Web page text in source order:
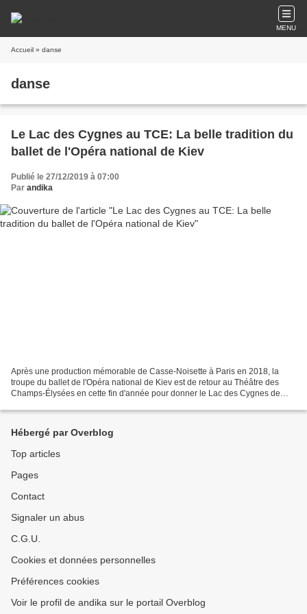
MENU
Accueil » danse
danse
Le Lac des Cygnes au TCE: La belle tradition du
ballet de l'Opéra national de Kiev
Publié le 27/12/2019 à 07:00
Par andika
Après une production mémorable de Casse-Noisette à Paris en 2018, la
troupe du ballet de l'Opéra national de Kiev est de retour au Théâtre des
Champs-Élysées en cette fin d'année pour donner le Lac des Cygnes de
Hébergé par Overblog
Top articles
Pages
Contact
Signaler un abus
C.G.U.
Cookies et données personnelles
Préférences cookies
Voir le profil de andika sur le portail Overblog